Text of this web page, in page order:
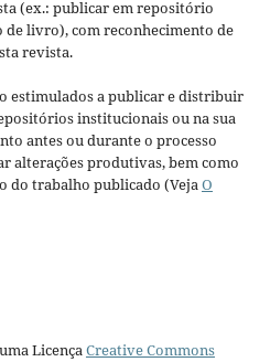
(ex.: publicar em repositório
livro), com reconhecimento de
revista.
estimulados a publicar e distribuir
institucionais ou na sua
antes ou durante o processo
alterações produtivas, bem como
do trabalho publicado (VejaO
LicençaCreative Commons